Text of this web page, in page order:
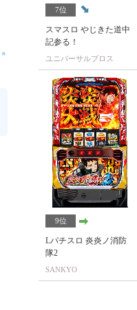
7位
スマスロ やじきた道中
記参る！
ユニバーサルブロス
9位
Lパチスロ 炎炎ノ消防
隊2
SANKYO